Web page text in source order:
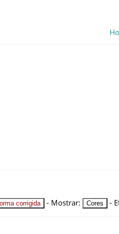
corrigida - Mostrar: Cores -